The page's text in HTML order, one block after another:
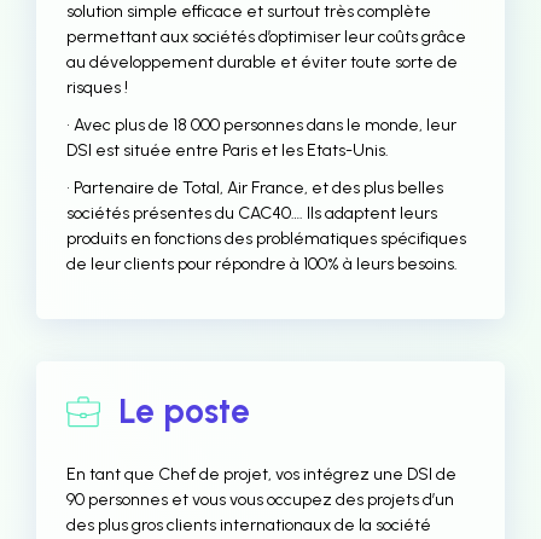
solution simple efficace et surtout très complète
permettant aux sociétés d’optimiser leur coûts grâce
au développement durable et éviter toute sorte de
risques !
• Avec plus de 18 000 personnes dans le monde, leur
DSI est située entre Paris et les Etats-Unis.
• Partenaire de Total, Air France, et des plus belles
sociétés présentes du CAC40…. Ils adaptent leurs
produits en fonctions des problématiques spécifiques
de leur clients pour répondre à 100% à leurs besoins.
Le poste
En tant que Chef de projet, vos intégrez une DSI de
90 personnes et vous vous occupez des projets d’un
des plus gros clients internationaux de la société